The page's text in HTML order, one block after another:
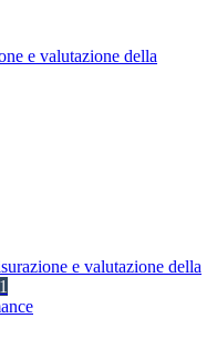
e valutazione della
e valutazione della
1